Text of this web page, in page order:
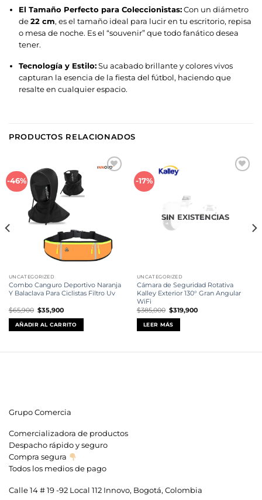
El Tamaño Perfecto para Coleccionistas:Con un diámetro
de 22 cm, es el tamaño ideal para lucir en tu escritorio, repisa
o mesa de noche. Es el “souvenir” que todo fanático desea
tener.
Tecnología y Estilo:Su acabado brillante y colores vivos
capturan la esencia de la fiesta del fútbol, haciendo que
resalte en cualquier espacio.
PRODUCTOS RELACIONADOS
-46%
UNCATEGORIZED
Combo Canguro Deportivo Naranja
Y Balaclava Para Ciclistas Filtro Uv
$65,900 El
precio
original
era:
$65,900.
$35,900El
actual
es:
$35,900.
AÑADIR AL CARRITO
-17%
SIN EXISTENCIAS
UNCATEGORIZED
Cámara de Seguridad Rotativa
Kalley Exterior 130° Gran Angular
WiFi
$385,000 El
precio
original
era:
$385,000.
$319,900El
LEER MÁS
Grupo Comercia
Comercializadora de productos
Despacho rápido y seguro
Compra segura
Todos los medios de pago
Calle 14 # 19 -92 Local 112 Innovo, Bogotá, Colombia